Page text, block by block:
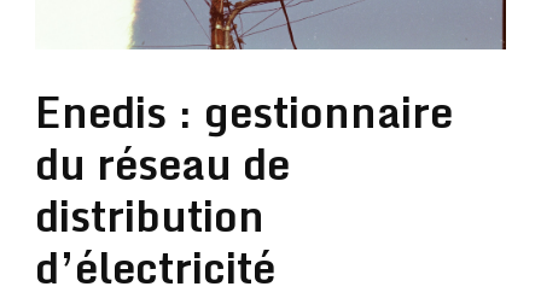
Enedis : gestionnaire
du réseau de
distribution
d’électricité